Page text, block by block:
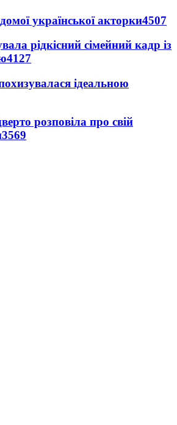
української акторки4507
рідкісний сімейний кадр із
4127
ідеальною
розповіла про свій
3569